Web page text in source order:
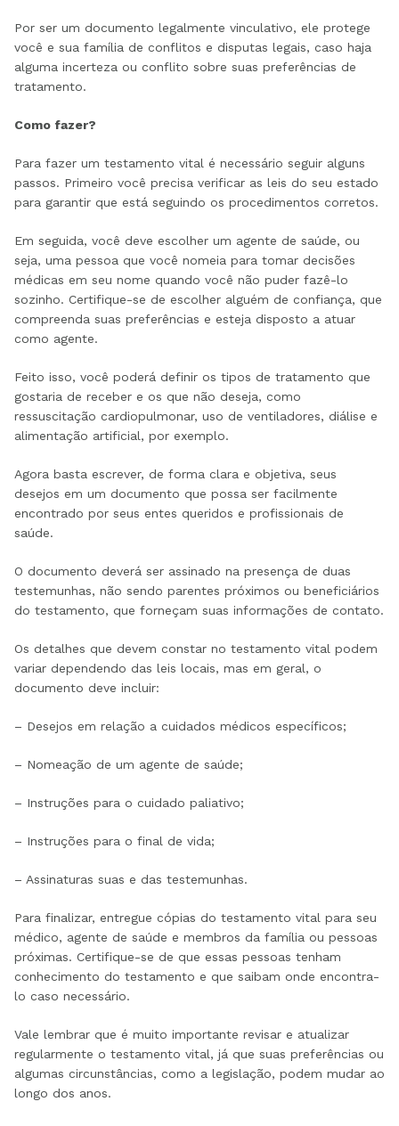
Por ser um documento legalmente vinculativo, ele protege
você e sua família de conflitos e disputas legais, caso haja
alguma incerteza ou conflito sobre suas preferências de
tratamento.
Como fazer?
Para fazer um testamento vital é necessário seguir alguns
passos. Primeiro você precisa verificar as leis do seu estado
para garantir que está seguindo os procedimentos corretos.
Em seguida, você deve escolher um agente de saúde, ou
seja, uma pessoa que você nomeia para tomar decisões
médicas em seu nome quando você não puder fazê-lo
sozinho. Certifique-se de escolher alguém de confiança, que
compreenda suas preferências e esteja disposto a atuar
como agente.
Feito isso, você poderá definir os tipos de tratamento que
gostaria de receber e os que não deseja, como
ressuscitação cardiopulmonar, uso de ventiladores, diálise e
alimentação artificial, por exemplo.
Agora basta escrever, de forma clara e objetiva, seus
desejos em um documento que possa ser facilmente
encontrado por seus entes queridos e profissionais de
saúde.
O documento deverá ser assinado na presença de duas
testemunhas, não sendo parentes próximos ou beneficiários
do testamento, que forneçam suas informações de contato.
Os detalhes que devem constar no testamento vital podem
variar dependendo das leis locais, mas em geral, o
documento deve incluir:
– Desejos em relação a cuidados médicos específicos;
– Nomeação de um agente de saúde;
– Instruções para o cuidado paliativo;
– Instruções para o final de vida;
– Assinaturas suas e das testemunhas.
Para finalizar, entregue cópias do testamento vital para seu
médico, agente de saúde e membros da família ou pessoas
próximas. Certifique-se de que essas pessoas tenham
conhecimento do testamento e que saibam onde encontra-
lo caso necessário.
Vale lembrar que é muito importante revisar e atualizar
regularmente o testamento vital, já que suas preferências ou
algumas circunstâncias, como a legislação, podem mudar ao
longo dos anos.